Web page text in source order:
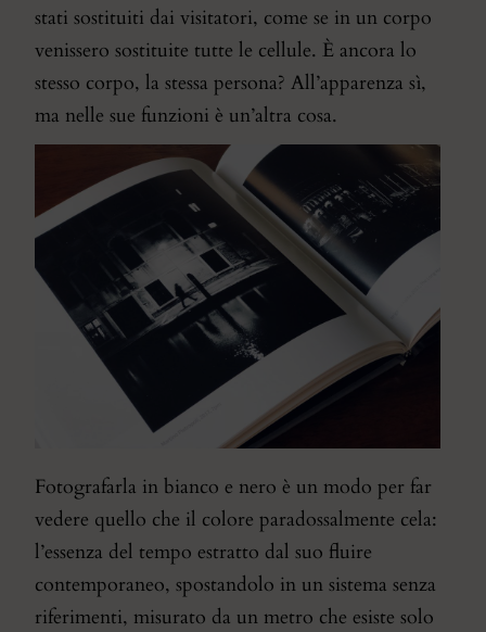
stati sostituiti dai visitatori, come se in un corpo
venissero sostituite tutte le cellule. È ancora lo
stesso corpo, la stessa persona? All’apparenza sì,
ma nelle sue funzioni è un’altra cosa.
Fotografarla in bianco e nero è un modo per far
vedere quello che il colore paradossalmente cela:
l’essenza del tempo estratto dal suo fluire
contemporaneo, spostandolo in un sistema senza
riferimenti, misurato da un metro che esiste solo